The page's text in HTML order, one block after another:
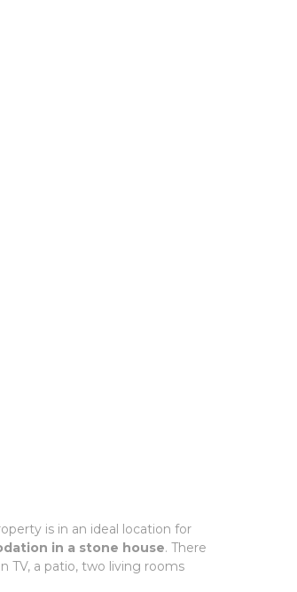
is in an ideal location for
in a stone house. There
TV, a patio, two living rooms